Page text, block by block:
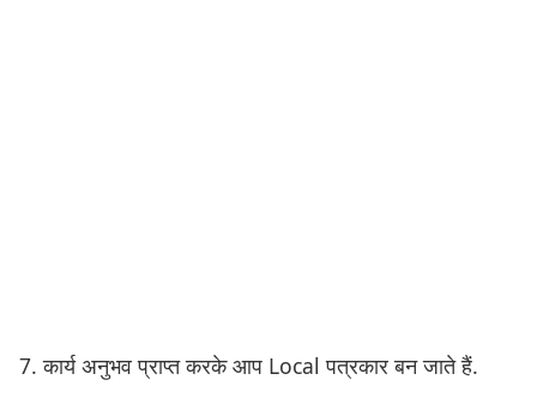
7. कार्य अनुभव प्राप्त करके आप Local पत्रकार बन जाते हैं.